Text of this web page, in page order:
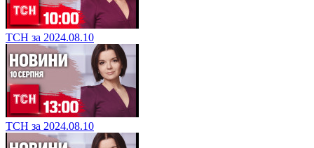
ТСН за 2024.08.10
ТСН за 2024.08.10